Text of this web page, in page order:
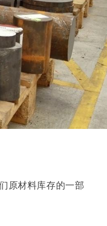
原材料库存的一部